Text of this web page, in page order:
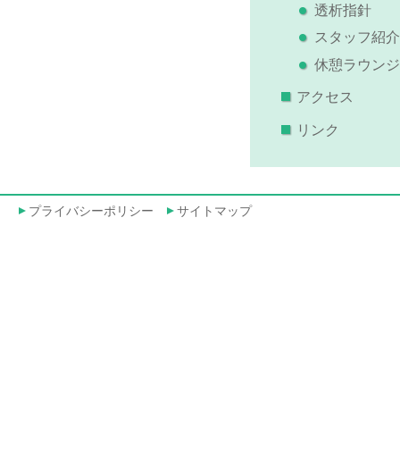
透析指針
スタッフ紹介
休憩ラウンジ
アクセス
リンク
プライバシーポリシー サイトマップ